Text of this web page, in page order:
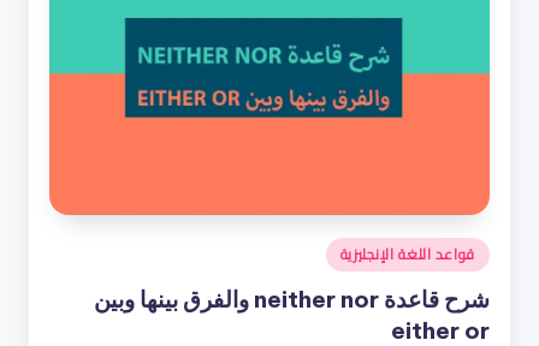
نُشر
في
قواعد اللغة الإنجليزية
شرح قاعدة neither nor والفرق بينها وبين
either or